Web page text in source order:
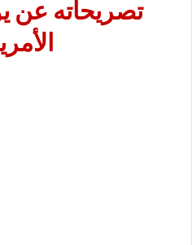
تصريحاته عن